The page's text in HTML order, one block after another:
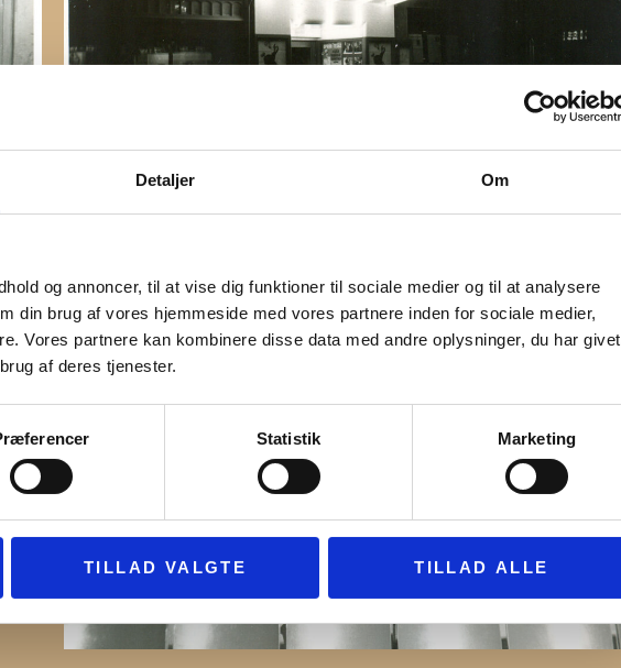
Detaljer Om
og annoncer, til at vise dig funktioner til sociale medier og til at analysere
din brug af vores hjemmeside med vores partnere inden for sociale medier,
Vores partnere kan kombinere disse data med andre oplysninger, du har givet
af deres tjenester.
Statistik Marketing
TILLAD VALGTE TILLAD ALLE
Kino
i
A.
og